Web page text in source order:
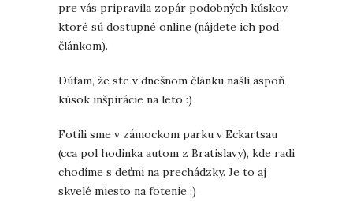
pre vás pripravila zopár podobných kúskov,
ktoré sú dostupné online (nájdete ich pod
článkom).
Dúfam, že ste v dnešnom článku našli aspoň
kúsok inšpirácie na leto :)
Fotili sme v zámockom parku v Eckartsau
(cca pol hodinka autom z Bratislavy), kde radi
chodíme s deťmi na prechádzky. Je to aj
skvelé miesto na fotenie :)